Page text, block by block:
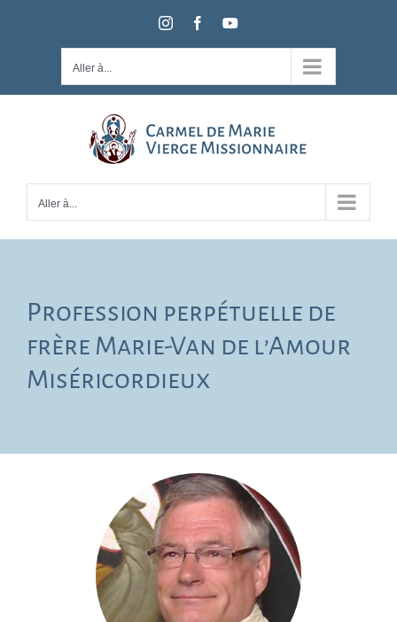
InstagramFacebookYouTube
Aller à...
Aller à...
Profession perpétuelle de
frère Marie-Van de l’Amour
Miséricordieux